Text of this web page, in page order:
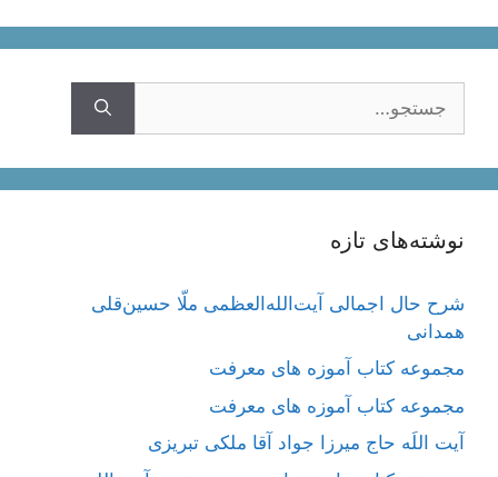
نوشته‌های تازه
شرح حال اجمالی آیت‌الله‌العظمی ملّا حسین‌قلی
همدانی
مجموعه کتاب آموزه های معرفت
مجموعه کتاب آموزه های معرفت
آیت اللَه حاج میرزا جواد آقا ملکی تبریزی